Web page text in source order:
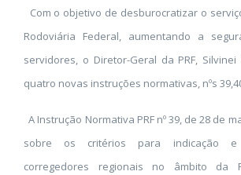
Com o objetivo de desburocratizar o
Rodoviária Federal, aumentando a
servidores, o Diretor-Geral da PRF,
quatro novas instruções normativas, nºs
A Instrução Normativa PRF nº 39, de 28 de
sobre os critérios para indicação e
corregedores regionais no âmbito da